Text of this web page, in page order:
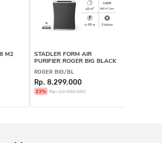
M2
STADLER FORM AIR
PURIFIER ROGER BIG BLACK
ROGER BIG/BL
Rp. 8.299.000
23% Rp. 10.680.000